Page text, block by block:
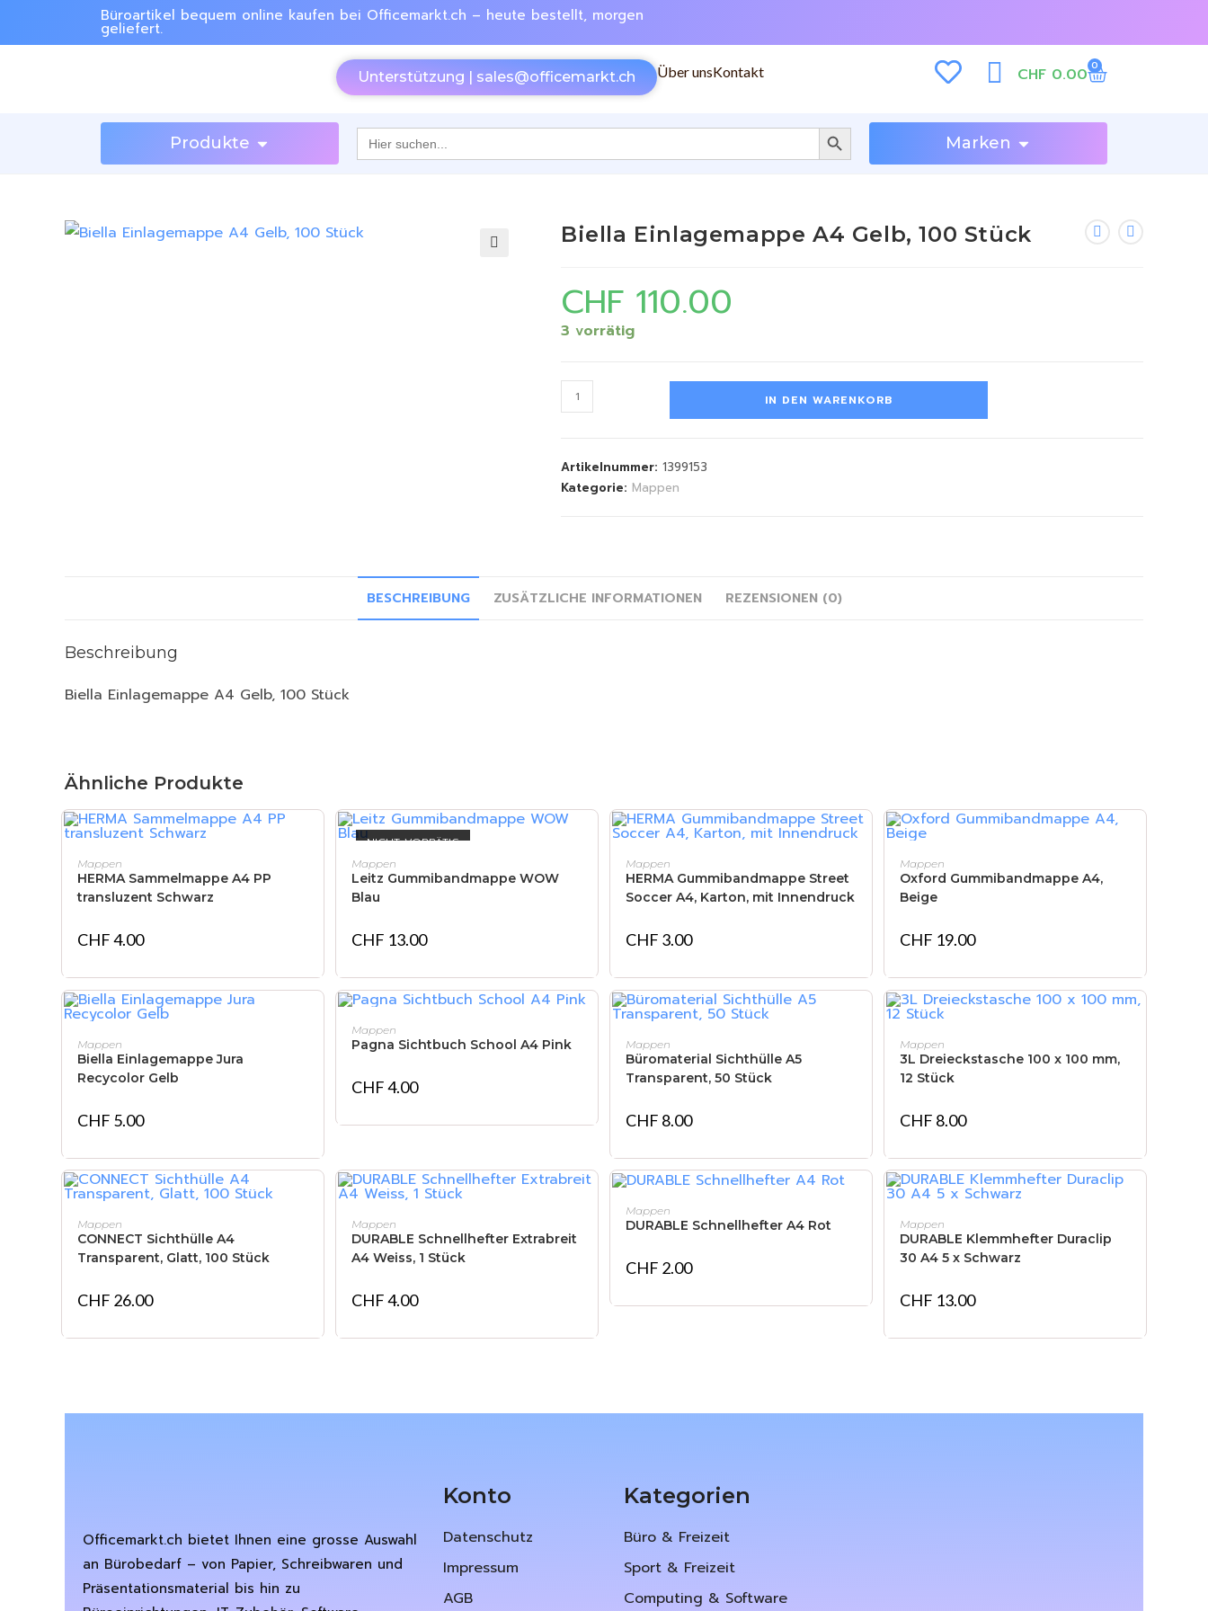
Büroartikel bequem online kaufen bei Officemarkt.ch – heute bestellt, morgen
geliefert.
Unterstützung | sales@officemarkt.ch Über unsKontakt CHF 0.00 0
Produkte Search
for:
SEARCH BUTTON
Marken
Biella Einlagemappe A4 Gelb, 100 Stück
CHF 110.00
3 vorrätig
IN DEN WARENKORB
Artikelnummer: 1399153
Kategorie: Mappen
BESCHREIBUNG ZUSÄTZLICHE INFORMATIONEN REZENSIONEN (0)
Beschreibung
Biella Einlagemappe A4 Gelb, 100 Stück
Ähnliche Produkte
Mappen
HERMA Sammelmappe A4 PP
transluzent Schwarz
CHF4.00
NICHT VORRÄTIG
Mappen
Leitz Gummibandmappe WOW
Blau
CHF 13.00
Mappen
HERMA Gummibandmappe Street
Soccer A4, Karton, mit Innendruck
CHF 3.00
Mappen
Oxford Gummibandmappe A4,
Beige
CHF 19.00
Mappen
Biella Einlagemappe Jura
Recycolor Gelb
CHF 5.00
Mappen
Pagna Sichtbuch School A4 Pink
CHF4.00
Mappen
Büromaterial Sichthülle A5
Transparent, 50 Stück
CHF 8.00
Mappen
3L Dreieckstasche 100 x 100 mm,
12 Stück
CHF 8.00
Mappen
CONNECT Sichthülle A4
Transparent, Glatt, 100 Stück
CHF 26.00
Mappen
DURABLE Schnellhefter Extrabreit
A4 Weiss, 1 Stück
CHF4.00
Mappen
DURABLE Schnellhefter A4 Rot
CHF 2.00
Mappen
DURABLE Klemmhefter Duraclip
30 A4 5 x Schwarz
CHF 13.00
Officemarkt.ch bietet Ihnen eine grosse Auswahl
an Bürobedarf – von Papier, Schreibwaren und
Präsentationsmaterial bis hin zu
Konto
Datenschutz
Impressum
AGB
Kategorien
Büro & Freizeit
Sport & Freizeit
Computing & Software